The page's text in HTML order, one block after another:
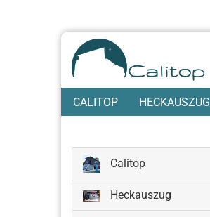
CALITOP HECKAUSZUG
Calitop
Heckauszug